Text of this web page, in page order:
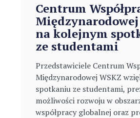
Centrum
Międzynarodowej
na kolejnym
ze studentami
Przedstawiciele Centrum
Międzynarodowej WSKZ
spotkaniu ze studentami,
możliwości rozwoju w
współpracy globalnej oraz